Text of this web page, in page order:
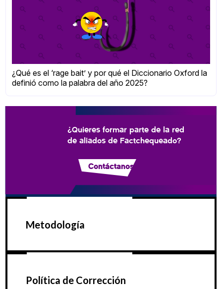
¿Qué es el ‘rage bait’ y por qué el Diccionario Oxford la
definió como la palabra del año 2025?
¿Quieres formar parte de la red
de aliados de Factchequeado?
Contáctanos
Metodología
Política de Corrección